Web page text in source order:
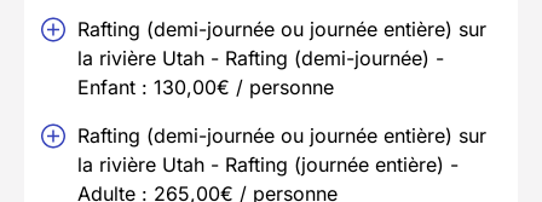
Rafting (demi-journée ou journée entière) sur
la rivière Utah - Rafting (demi-journée) -
Enfant : 130,00€ / personne
Rafting (demi-journée ou journée entière) sur
la rivière Utah - Rafting (journée entière) -
Adulte : 265,00€ / personne